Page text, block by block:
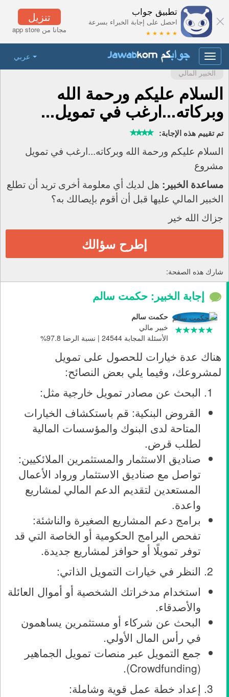
تنزيل
مجانا من app store
تطبيق جواب
احصل على إجابة الخبراء بسرعة
★ ★ ★ ★ ★
عربي
Toggle
navigation
الخبير المالي
السلام عليكم ورحمة الله
وبركاته...ارغب في تمويل...
تم تقييم هذه الإجابة:
السلام عليكم ورحمة الله وبركاته...ارغب في تمويل
مشروع
مساعدة الخبير: هل لديك أي معلومة أخرى تريد أن تطلع
الخبير المالي عليها قبل أن أقوم بإيصالك به؟
جزاك الله خير
إطرح سؤالك
شارك هذه الصفحة:
إجابة الخبير: حكمت سالم
حكمت سالم
خبير مالي
الأسئلة المجابة 24544 | نسبة الرضا 97.8%
هناك عدة خيارات للحصول على تمويل
لمشروعك، وفيما يلي بعض النصائح:
البحث عن مصادر تمويل خارجية مثل:
القروض البنكية: قم باستكشاف الخيارات
المتاحة لدى البنوك والمؤسسات المالية
لطلب قرض.
صناديق الاستثمار والمستثمرين الملائكيين:
تواصل مع صناديق الاستثمار ورواد الأعمال
المستعدين لتقديم الدعم المالي لمشاريع
واعدة.
برامج دعم المشاريع الصغيرة والناشئة:
تفحص البرامج الحكومية أو الخاصة التي قد
توفر تمويلًا أو حوافز لمشاريع جديدة.
النظر في خيارات التمويل الذاتي:
استخدام مدخراتك الشخصية أو أموال العائلة
والأصدقاء.
البحث عن شركاء أو مستثمرين يساهمون
في رأس المال الأولي.
جمع التمويل عبر منصات تمويل الجماهير
(Crowdfunding).
إعداد خطة عمل قوية وشاملة: